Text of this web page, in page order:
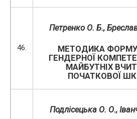
46.
Петренко О. Б.,
МЕТОДИКА
ГЕНДЕРНОЇ
МАЙБУТНІХ
ПОЧАТКОВОЇ
Подлісецька О. О.,